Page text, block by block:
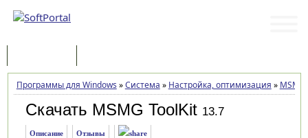
Программы для Windows »Система » Настройка, оптимизация »
Скачать MSMG ToolKit 13.7
Описание Отзывы